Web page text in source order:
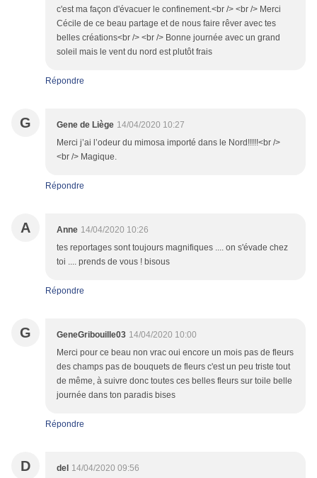
c'est ma façon d'évacuer le confinement.<br /> <br /> Merci
Cécile de ce beau partage et de nous faire rêver avec tes
belles créations<br /> <br /> Bonne journée avec un grand
soleil mais le vent du nord est plutôt frais
Répondre
G Gene de Liège 14/04/2020 10:27
Merci j’ai l’odeur du mimosa importé dans le Nord!!!!!<br />
<br /> Magique.
Répondre
A Anne 14/04/2020 10:26
tes reportages sont toujours magnifiques .... on s'évade chez
toi .... prends de vous ! bisous
Répondre
G GeneGribouille03 14/04/2020 10:00
Merci pour ce beau non vrac oui encore un mois pas de fleurs
des champs pas de bouquets de fleurs c'est un peu triste tout
de même, à suivre donc toutes ces belles fleurs sur toile belle
journée dans ton paradis bises
Répondre
D del 14/04/2020 09:56